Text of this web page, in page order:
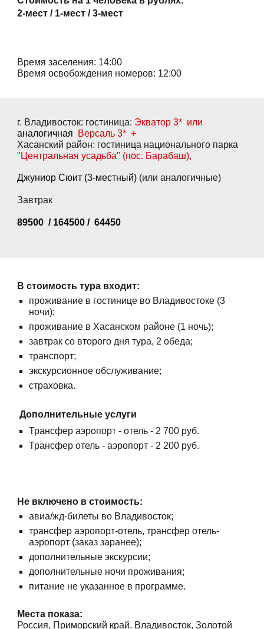
2-мест / 1-мест / 3-мест
Время заселения: 14:00
Время освобождения номеров: 12:00
г. Владивосток: гостиница: Экватор 3* или
аналогичная
Версаль 3* +
Хасанский район: гостиница национального парка
" Центральная усадьба" (пос. Барабаш),
Джуниор Сюит (3-местный) (или аналогичные)
Завтрак
89500 / 164500 / 64450
В стоимость тура входит:
проживание в гостинице во Владивостоке (3
ночи);
проживание в Хасанском районе (1 ночь);
завтрак со второго дня тура, 2 обеда;
транспорт;
экскурсионное обслуживание;
страховка.
Дополнительные услуги
Трансфер аэропорт - отель - 2 700 руб.
Трансфер отель - аэропорт - 2 200 руб.
Не включено в стоимость:
авиа/жд-билеты во Владивосток;
трансфер аэропорт-отель, трансфер отель-
аэропорт (заказ заранее);
дополнительные экскурсии;
дополнительные ночи проживания;
питание не указанное в программе.
Места показа:
Россия, Приморский край, Владивосток, Золотой